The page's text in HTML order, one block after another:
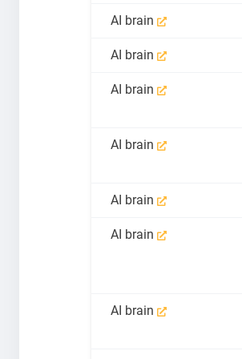
AI brain
AI brain
AI brain
AI brain
AI brain
AI brain
AI brain